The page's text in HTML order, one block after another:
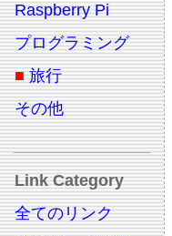
Raspberry Pi
プログラミング
■ 旅行
その他
Link Category
全てのリンク